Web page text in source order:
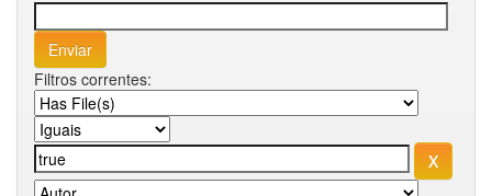
Filtros correntes: